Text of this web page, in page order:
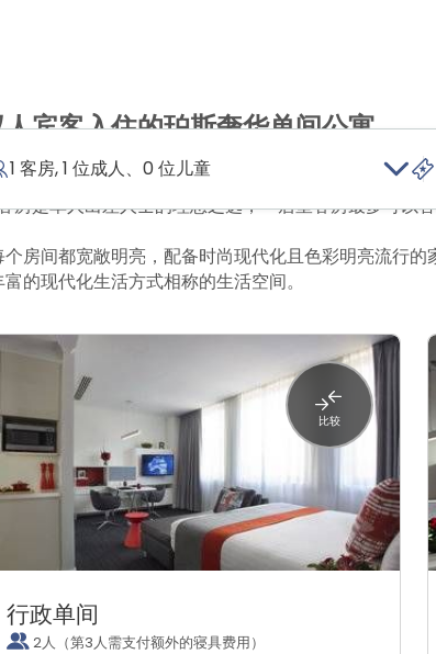
1 客房, 1 位成人、0 位儿童
宾客入住的珀斯奢华单间公寓
公寓酒店可满足需要在城市中心找到安身之所的各
是单人出差人士的理想之选，一居室客房最多可以
房间都宽敞明亮，配备时尚现代化且色彩明亮流行
的现代化生活方式相称的生活空间。
比较
行政单间
2人（第3人需支付额外的寝具费用）